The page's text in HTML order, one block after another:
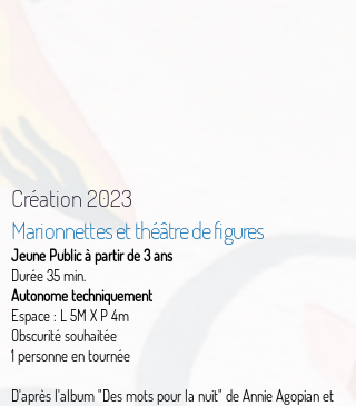
Création 2023
Marionnettes et théâtre de figures
Jeune Public à partir de 3 ans
Durée 35 min.
Autonome techniquement
Espace : L 5M X P 4m
Obscurité souhaitée
1 personne en tournée
D'après l'album "Des mots pour la nuit" de Annie Agopian et